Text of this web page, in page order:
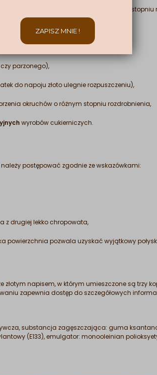
uzyskania sypkiej dekoracji o różnym
oraz lodów,
eleganckich wypieków
parzonego),
do napoju złoto ulegnie rozpuszczeniu),
okruchów o różnym stopniu rozdrobnienia,
wyrobów cukierniczych.
postępować zgodnie ze wskazówkami:
z drugiej lekko chropowata,
powierzchnia pozwala uzyskać wyjątkowy
napisem, w którym umieszczone są trzy
zapewnia dostęp do szczegółowych
substancja zagęszczająca: guma
(E133), emulgator: monooleinian